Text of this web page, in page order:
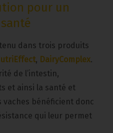
pour un
dans trois produits
, DairyComplex.
de l’intestin,
et ainsi la santé et
vaches bénéficient donc
qui leur permet